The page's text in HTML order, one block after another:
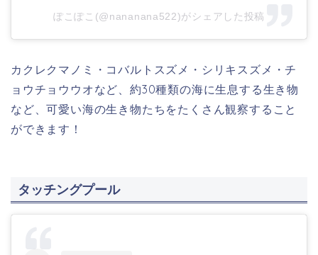
ぽこぽこ(@nananana522)がシェアした投稿
カクレクマノミ・コバルトスズメ・シリキスズメ・チ
ョウチョウウオなど、約30種類の海に生息する生き物
など、可愛い海の生き物たちをたくさん観察すること
ができます！
タッチングプール